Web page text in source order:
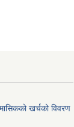
खर्चको विवरण